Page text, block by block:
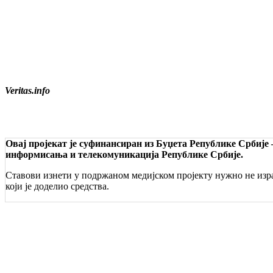
Veritas.info
Овај пројекат је суфинансиран из Буџета Републике
информисања и телекомуникација Републике Србије.
Ставови изнети у подржаном медијском пројекту нужно не
који је доделио средства.